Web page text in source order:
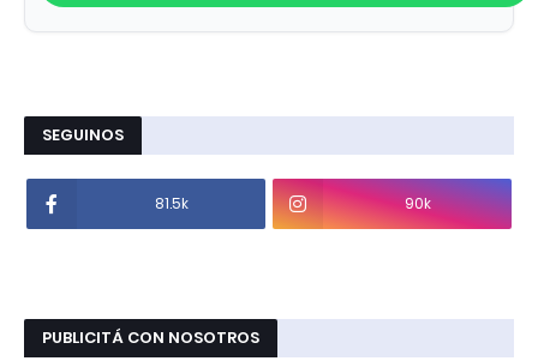
SEGUINOS
81.5k 90k
PUBLICITÁ CON NOSOTROS